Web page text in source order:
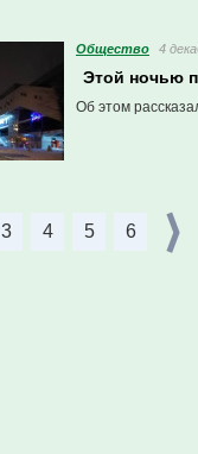
Общество 4
Этой ночью
Об этом
3 4 5 6